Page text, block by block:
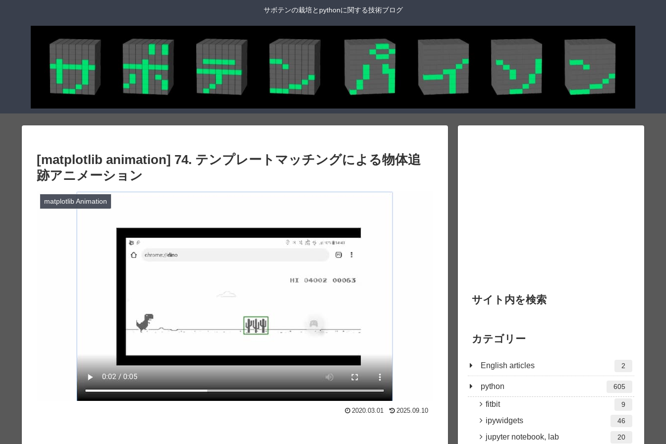
サボテンの栽培とpythonに関する技術ブログ
[matplotlib animation] 74. テンプレートマッチングによる物体追
跡アニメーション
matplotlib Animation
2020.03.01 2025.09.10
サイト内を検索
カテゴリー
English articles 2
python 605
fitbit 9
ipywidgets 46
jupyter notebook, lab 20